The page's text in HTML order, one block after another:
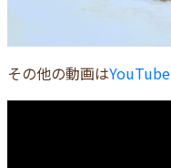
その他の動画はYouTube